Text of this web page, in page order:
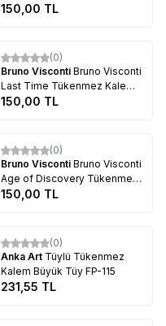
0.7mm 20-0293-16
150,00 TL
(0)
Bruno Visconti ​Bruno Visconti
Last Time Tükenmez Kalem
0.7mm 20-0293-13
150,00 TL
(0)
Bruno Visconti ​Bruno Visconti
Age of Discovery Tükenmez
Kalem 0.7mm 20-0293-04
150,00 TL
(0)
Anka Art Tüylü Tükenmez
Kalem Büyük Tüy FP-115
231,55 TL